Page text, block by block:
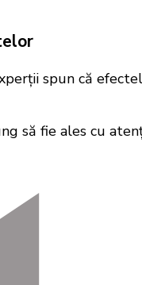
spun că
fie ales cu